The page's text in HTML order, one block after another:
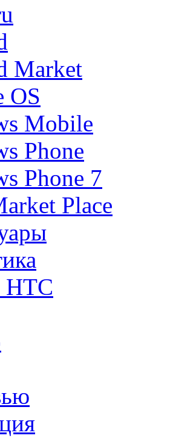
Market
OS
Mobile
Phone
Phone 7
Place